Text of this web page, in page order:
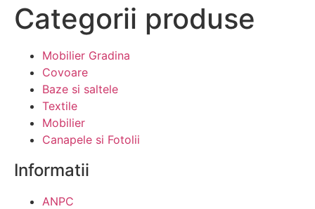
Categorii produse
Mobilier Gradina
Covoare
Baze si saltele
Textile
Mobilier
Canapele si Fotolii
Informatii
ANPC